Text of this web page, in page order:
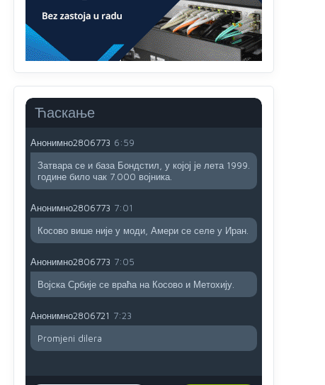
Ћаскање
Možete sebi umisliti da je i Kosovo dio Srbije al
pasosa.Takoirs.Umislili
ste da ste nebeski narod
АМЕРИКАНЦИ ДО КРАЈА ГОДИНЕ ОДЛАЗЕ СА
КОСОВА
Анонимно2806773 6:59
Затвара се и база Бондстил, у којој је лета 1999.
године било чак 7.000 војника.
Анонимно2806773 7:01
Косово више није у моди, Амери се селе у Иран.
Анонимно2806773 7:05
Војска Србије се враћа на Косово и Метохију.
Анонимно2806721 7:23
Promjeni dilera